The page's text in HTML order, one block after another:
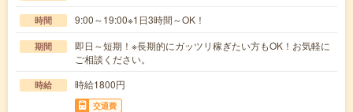
時間 9:00～19:00※1日3時間～OK！
期間
即日～短期！※長期的にガッツリ稼ぎたい方もOK！お気軽に
ご相談ください。
時給 時給1800円
交通費